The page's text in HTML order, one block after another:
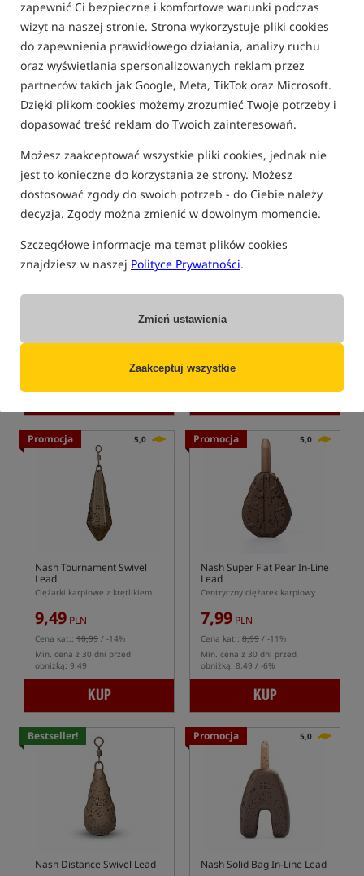
zapewnić Ci bezpieczne i komfortowe warunki podczas
wizyt na naszej stronie. Strona wykorzystuje pliki cookies
do zapewnienia prawidłowego działania, analizy ruchu
oraz wyświetlania spersonalizowanych reklam przez
partnerów takich jak Google, Meta, TikTok oraz Microsoft.
Dzięki plikom cookies możemy zrozumieć Twoje potrzeby i
dopasować treść reklam do Twoich zainteresowań.
Możesz zaakceptować wszystkie pliki cookies, jednak nie
jest to konieczne do korzystania ze strony. Możesz
dostosować zgody do swoich potrzeb - do Ciebie należy
decyzja. Zgody można zmienić w dowolnym momencie.
Szczegółowe informacje ma temat plików cookies
znajdziesz w naszej Polityce Prywatności.
Zmień ustawienia
Zaakceptuj wszystkie
CIĘŻARKI KARPIOWE NASH
Nash Super Flat Pear Swivel
Ciężarek karpiowy z krętlikiem
otrzymujesz0,08 pkt
KUP
Nash Flat Pear In Line Lead
Przelotowy ciężarek karpiowy
9,99
otrzymujesz0,09 pkt
KUP
Promocja 5,0
Nash Tournament Swivel
Lead
Ciężarki karpiowe z krętlikiem
9,49 PLN
Cena kat.: 10,99 / -14%
Min. cena z 30 dni przed
obniżką: 9.49
KUP
Promocja 5,0
Nash Super Flat Pear In-Line
Lead
Centryczny ciężarek karpiowy
7,99 PLN
Cena kat.: 8,99 / -11%
Min. cena z 30 dni przed
obniżką: 8.49 / -6%
KUP
Bestseller!
Nash Distance Swivel Lead
Promocja 5,0
Nash Solid Bag In-Line Lead